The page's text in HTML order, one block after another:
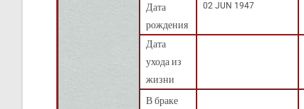
Дата
рождения
02 JUN 1947
Дата
ухода из
жизни
В браке